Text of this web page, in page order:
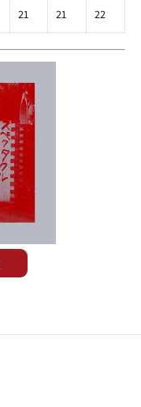
21 21 22